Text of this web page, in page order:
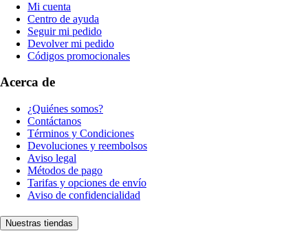
Mi cuenta
Centro de ayuda
Seguir mi pedido
Devolver mi pedido
Códigos promocionales
Acerca de
¿Quiénes somos?
Contáctanos
Términos y Condiciones
Devoluciones y reembolsos
Aviso legal
Métodos de pago
Tarifas y opciones de envío
Aviso de confidencialidad
Nuestras tiendas